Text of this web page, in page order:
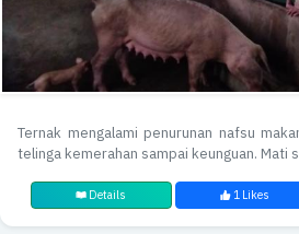
Ternak mengalami penurunan nafsu
telinga kemerahan sampai keunguan. Mati
Details 1 Likes